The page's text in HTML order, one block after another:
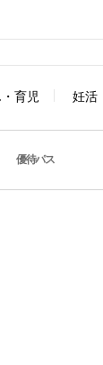
育児 妊活
優待パス